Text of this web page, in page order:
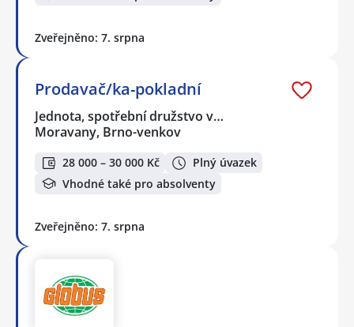
Zveřejněno: 7. srpna
Prodavač/ka-pokladní
Jednota, spotřební družstvo v…
Moravany, Brno-venkov
28 000 – 30 000 Kč
Plný úvazek
Vhodné také pro absolventy
Zveřejněno: 7. srpna